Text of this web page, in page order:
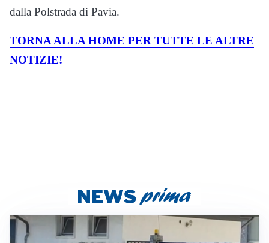
dalla Polstrada di Pavia.
TORNA ALLA HOME PER TUTTE LE ALTRE
NOTIZIE!